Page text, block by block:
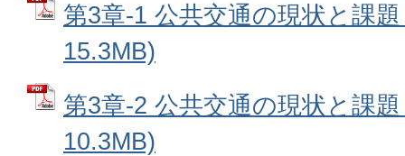
第3章-1 公共交通の現状と課
15.3MB)
第3章-2 公共交通の現状と課
10.3MB)